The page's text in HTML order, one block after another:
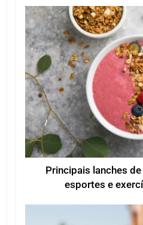
Principais lanches
esportes e